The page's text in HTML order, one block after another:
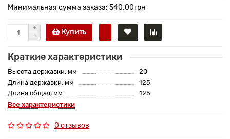
Минимальная сумма заказа: 540.00грн
Купить
Краткие характеристики
Высота державки, мм
20
Длина державки, мм
125
Длина общая, мм
125
Все характеристики
0 отзывов